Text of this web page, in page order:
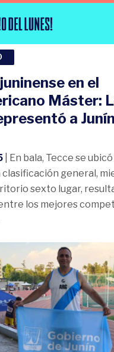
en el
Máster:
a
| En bala, Tecce se
clasificación general,
sexto lugar,
los mejores